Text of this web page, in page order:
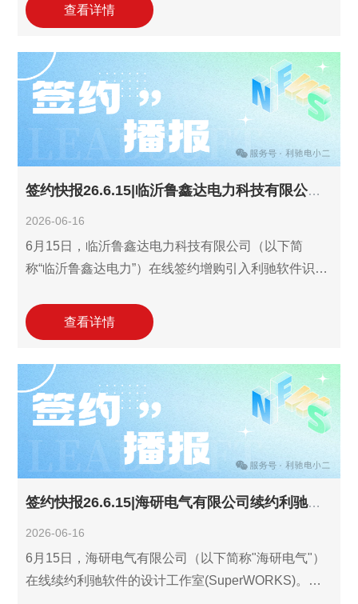
年选择续约，将利驰数字化工具的AI智能识图与快速报
约将助力河南省威力特电气进一步提升从图纸到报价
的关键流程数字化效率，持续提升其35kV及以下输变
电设备、箱变/配电柜、变压器等核心产品的报价效率
与核算精度，增强其在装备制造行
查看详情
签约快报26.6.15|临沂鲁鑫达电力科技有限公司签约增购利驰识图报价一体化工作室！
2026-06-16
6月15日，临沂鲁鑫达电力科技有限公司（以下简
称“临沂鲁鑫达电力”）在线签约增购引入利驰软件识图
ExWinner/SuperWinner+图晓晓AI识图)，这是继2026
年3月再次签约增购利驰识图报价一体化工作室年费服
年费服务在使用中。临沂鲁鑫达电力业务覆盖工业自
动化控制设备、配电开关控制设备的研发制造，延伸
至电力设施安装维修、物联网技术研发及货物技术进
出口等多元领域，持续引入利驰的数字化工具，旨在
进一步打通从图纸解析到报价生成的
查看详情
签约快报26.6.15|海研电气有限公司续约利驰设计工作室！
2026-06-16
6月15日，海研电气有限公司（以下简称"海研电气"）
在线续约利驰软件的设计工作室(SuperWORKS)。这